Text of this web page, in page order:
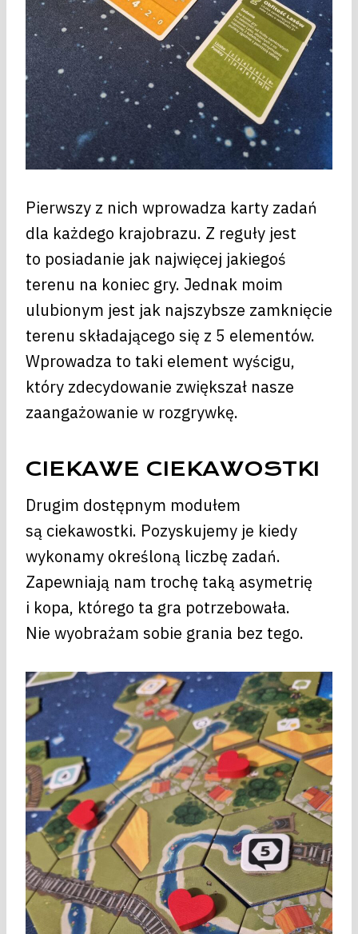
Pierwszy z nich wprowadza karty zadań
dla każdego krajobrazu. Z reguły jest
to posiadanie jak najwięcej jakiegoś
terenu na koniec gry. Jednak moim
ulubionym jest jak najszybsze zamknięcie
terenu składającego się z 5 elementów.
Wprowadza to taki element wyścigu,
który zdecydowanie zwiększał nasze
zaangażowanie w rozgrywkę.
CIEKAWE CIEKAWOSTKI
Drugim dostępnym modułem
są ciekawostki. Pozyskujemy je kiedy
wykonamy określoną liczbę zadań.
Zapewniają nam trochę taką asymetrię
i kopa, którego ta gra potrzebowała.
Nie wyobrażam sobie grania bez tego.